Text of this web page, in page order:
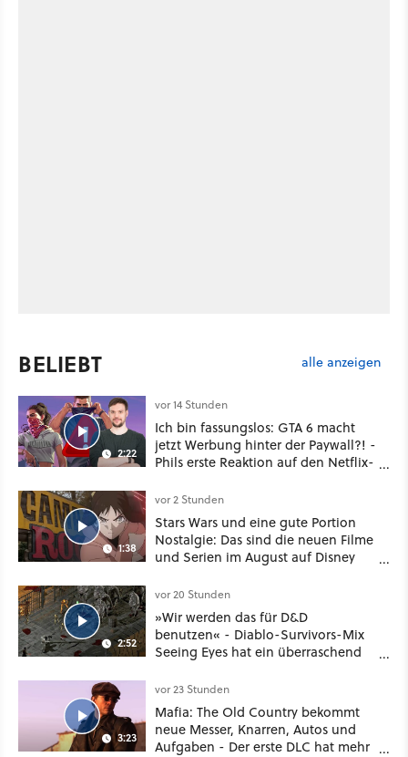
BELIEBT alle anzeigen
2:22
vor 14 Stunden
Ich bin fassungslos: GTA 6 macht
jetzt Werbung hinter der Paywall?! -
Phils erste Reaktion auf den Netflix-
1:38
vor 2 Stunden
Stars Wars und eine gute Portion
Nostalgie: Das sind die neuen Filme
und Serien im August auf Disney
2:52
vor 20 Stunden
»Wir werden das für D&D
benutzen« - Diablo-Survivors-Mix
Seeing Eyes hat ein überraschend
3:23
vor 23 Stunden
Mafia: The Old Country bekommt
neue Messer, Knarren, Autos und
Aufgaben - Der erste DLC hat mehr